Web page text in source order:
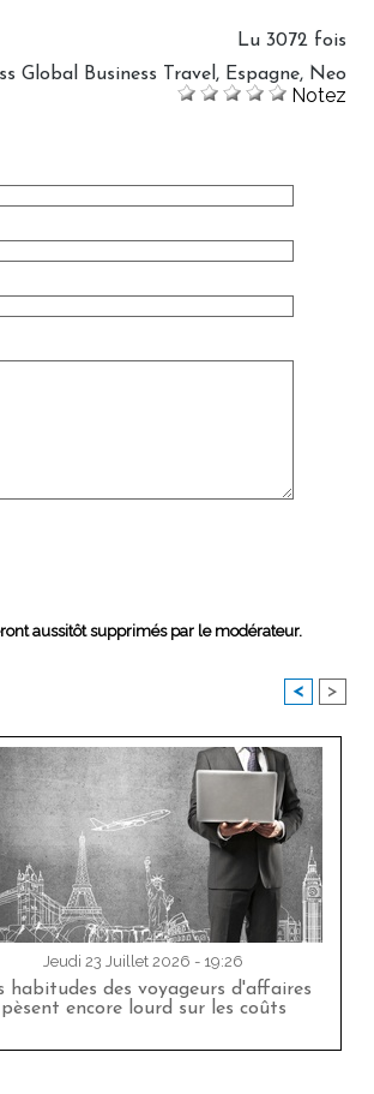
Lu 3072 fois
Global Business Travel, Espagne, Neo
Notez
aussitôt supprimés par le modérateur.
< >
Jeudi 23 Juillet 2026 - 19:26
habitudes des voyageurs d'affaires
pèsent encore lourd sur les coûts